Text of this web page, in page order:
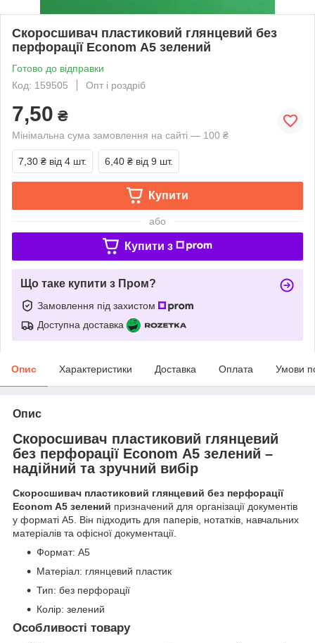
Скоросшивач пластиковий глянцевий без
перфорації Econom А5 зелений
Готово до відправки
Код: 159505
Опт і роздріб
7,50 ₴
Мінімальна сума замовлення на сайті — 100 ₴
7,30 ₴ від 4 шт. 6,40 ₴ від 9 шт.
Купити
або
Купити з
Що таке купити з Пром?
Замовлення під захистом
Доступна доставка
Опис Характеристики Доставка Оплата Умови
Опис
Скоросшивач пластиковий глянцевий
без перфорації Econom А5 зелений –
надійний та зручний вибір
Скоросшивач пластиковий глянцевий без перфорації
Econom А5 зелений призначений для організації документів
у форматі А5. Він підходить для паперів, нотатків, навчальних
матеріалів та офісної документації.
Формат: А5
Матеріал: глянцевий пластик
Тип: без перфорації
Колір: зелений
Особливості товару